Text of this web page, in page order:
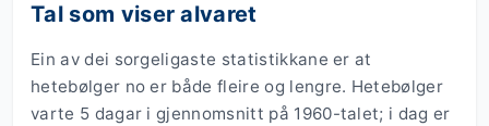
Tal som viser alvaret
Ein av dei sorgeligaste statistikkane er at
hetebølger no er både fleire og lengre. Hetebølger
varte 5 dagar i gjennomsnitt på 1960-talet; i dag er